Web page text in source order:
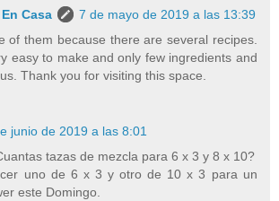
Casa
7 de mayo de 2019 a las 13:39
of them because there are several recipes.
easy to make and only few ingredients and
Thank you for visiting this space.
junio de 2019 a las 8:01
tazas de mezcla para 6 x 3 y 8 x 10?
uno de 6 x 3 y otro de 10 x 3 para un
este Domingo.